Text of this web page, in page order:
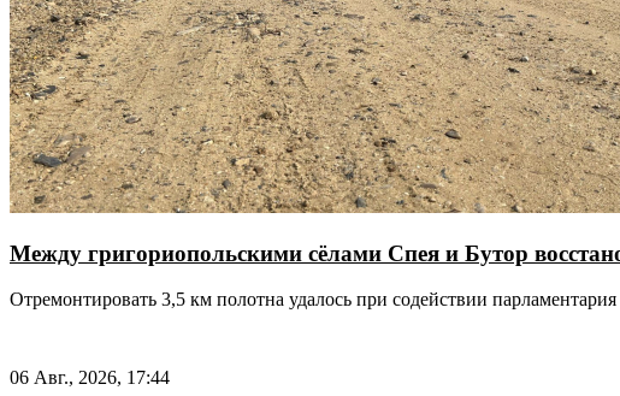
Между григориопольскими сёлами Спея и Бутор
Отремонтировать 3,5 км полотна удалось при содействии
06 Авг., 2026, 17:44